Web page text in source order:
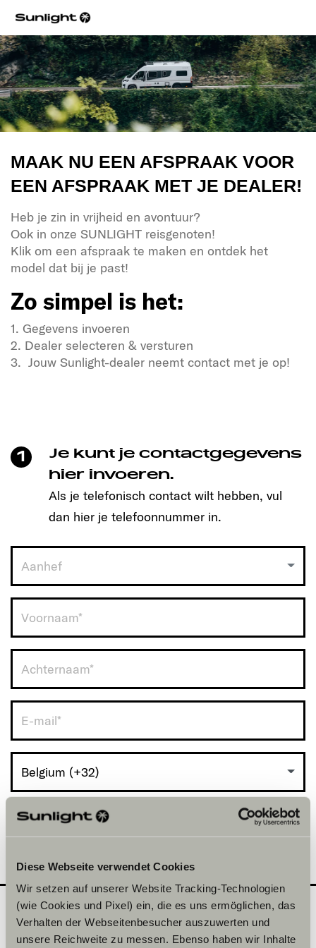
Diese Webseite verwendet Cookies
Wir setzen auf unserer Website Tracking-Technologien
(wie Cookies und Pixel) ein, die es uns ermöglichen, das
Verhalten der Webseitenbesucher auszuwerten und
unsere Reichweite zu messen. Ebenso haben wir Inhalte
MAAK NU EEN AFSPRAAK VOOR
EEN AFSPRAAK MET JE DEALER!
Heb je zin in vrijheid en avontuur?
Ook in onze SUNLIGHT reisgenoten!
Klik om een afspraak te maken en ontdek het
model dat bij je past!
Zo simpel is het:
1. Gegevens invoeren
2. Dealer selecteren & versturen
3. Jouw Sunlight-dealer neemt contact met je op!
Zo simpel is het:
1. Gegevens invoeren
2. Dealer selecteren & versturen
1
Je kunt je contactgegevens
hier invoeren.
Als je telefonisch contact wilt hebben, vul
dan hier je telefoonnummer in.
Aanhef
Belgium (+32)
2
Welke model wil je